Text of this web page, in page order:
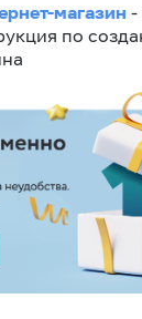
магазин -
по